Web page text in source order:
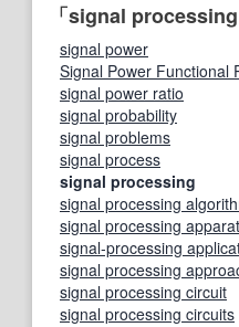
「signal
signal power
Signal Power Functional
signal power ratio
signal probability
signal problems
signal process
signal processing
signal processing
signal processing
signal‐processing
signal processing
signal processing circuit
signal processing circuits